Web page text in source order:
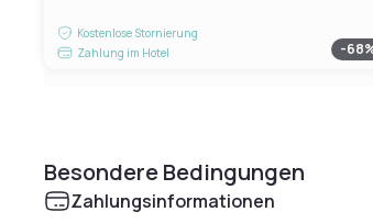
Kostenlose Stornierung
Zahlung im Hotel
-68
Besondere Bedingungen
Zahlungsinformationen